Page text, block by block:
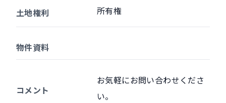
土地権利 所有権
物件資料
コメント
お気軽にお問い合わせくださ
い。